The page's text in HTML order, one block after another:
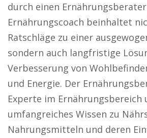
durch einen
Ernährungscoach beinhaltet
Ratschläge zu einer
sondern auch langfristige
Verbesserung von
und Energie. Der
Experte im
umfangreiches Wissen zu
Nahrungsmitteln und deren